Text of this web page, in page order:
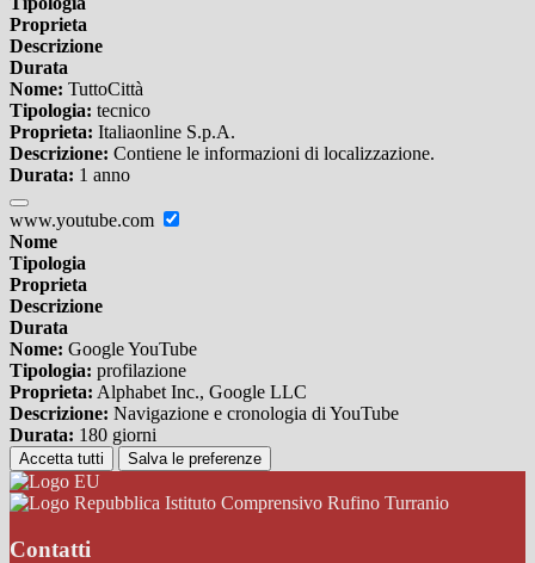
Proprieta
Descrizione
Durata
Nome: TuttoCittà
Tipologia: tecnico
Proprieta: Italiaonline S.p.A.
Descrizione: Contiene le informazioni di localizzazione.
Durata: 1 anno
www.youtube.com
Nome
Tipologia
Proprieta
Descrizione
Durata
Nome: Google YouTube
Tipologia: profilazione
Proprieta: Alphabet Inc., Google LLC
Descrizione: Navigazione e cronologia di YouTube
Durata: 180 giorni
Accetta tutti Salva le preferenze
Istituto Comprensivo Rufino Turranio
Contatti